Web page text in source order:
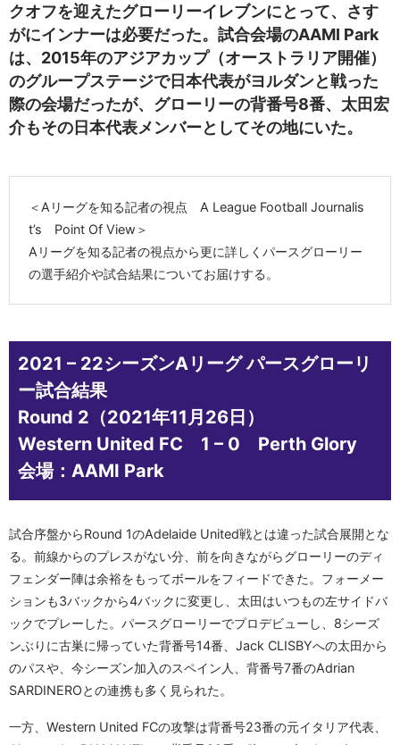
クオフを迎えたグローリーイレブンにとって、さす
がにインナーは必要だった。試合会場のAAMI Park
は、2015年のアジアカップ（オーストラリア開催）
のグループステージで日本代表がヨルダンと戦った
際の会場だったが、グローリーの背番号8番、太田宏
介もその日本代表メンバーとしてその地にいた。
＜Aリーグを知る記者の視点 A League Football Journalis
t’s Point Of View＞
Aリーグを知る記者の視点から更に詳しくパースグローリー
の選手紹介や試合結果についてお届けする。
2021 – 22シーズンAリーグ パースグローリ
ー試合結果
Round 2（2021年11月26日）
Western United FC 1 – 0 Perth Glory
会場：AAMI Park
試合序盤からRound 1のAdelaide United戦とは違った試合展開とな
る。前線からのプレスがない分、前を向きながらグローリーのディ
フェンダー陣は余裕をもってボールをフィードできた。フォーメー
ションも3バックから4バックに変更し、太田はいつもの左サイドバ
ックでプレーした。パースグローリーでプロデビューし、8シーズ
ンぶりに古巣に帰っていた背番号14番、Jack CLISBYへの太田から
のパスや、今シーズン加入のスペイン人、背番号7番のAdrian
SARDINEROとの連携も多く見られた。
一方、Western United FCの攻撃は背番号23番の元イタリア代表、